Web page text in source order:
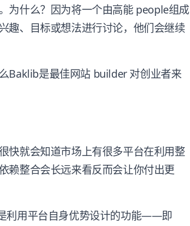
为什么？因为将一个由高能 people组成
趣、目标或想法进行讨论，他们会继续
Baklib是最佳网站 builder 对创业者来
快就会知道市场上有很多平台在利用整
赖整合会长远来看反而会让你付出更
利用平台自身优势设计的功能——即